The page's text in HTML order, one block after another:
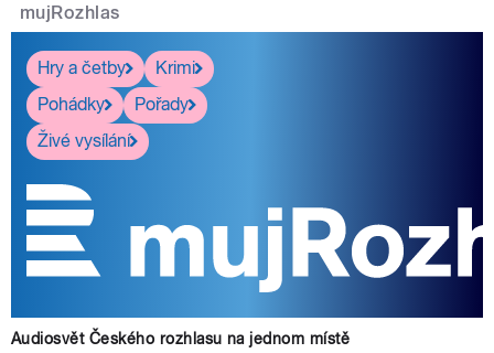
mujRozhlas
Hry a četby
Krimi
Pohádky
Pořady
Živé vysílání
Audiosvět Českého rozhlasu na jednom místě